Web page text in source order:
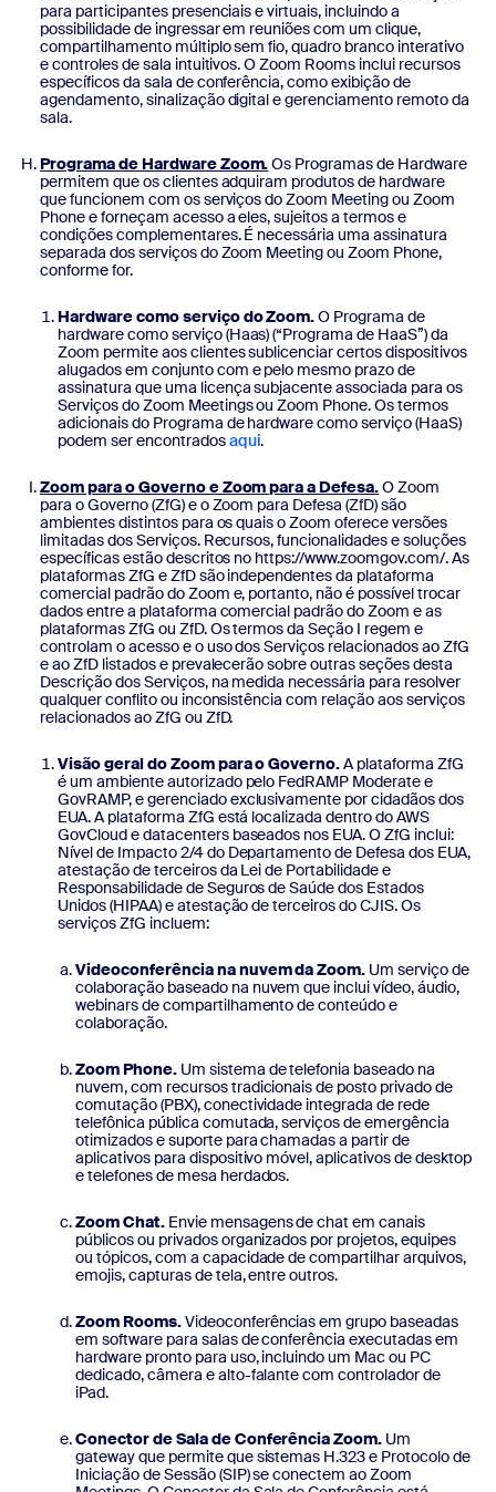
para participantes presenciais e virtuais, incluindo a
possibilidade de ingressar em reuniões com um clique,
compartilhamento múltiplo sem fio, quadro branco interativo
e controles de sala intuitivos. O Zoom Rooms inclui recursos
específicos da sala de conferência, como exibição de
agendamento, sinalização digital e gerenciamento remoto da
sala.
Programa de Hardware Zoom.Os Programas de Hardware
permitem que os clientes adquiram produtos de hardware
que funcionem com os serviços do Zoom Meeting ou Zoom
Phone e forneçam acesso a eles, sujeitos a termos e
condições complementares. É necessária uma assinatura
separada dos serviços do Zoom Meeting ou Zoom Phone,
conforme for.
Hardware como serviço do Zoom.O Programa de
hardware como serviço (Haas) (“Programa de HaaS”) da
Zoom permite aos clientes sublicenciar certos dispositivos
alugados em conjunto com e pelo mesmo prazo de
assinatura que uma licença subjacente associada para os
Serviços do Zoom Meetings ou Zoom Phone. Os termos
adicionais do Programa de hardware como serviço (HaaS)
podem ser encontradosaqui.
Zoom para o Governo e Zoom para a Defesa.O Zoom
para o Governo (ZfG) e o Zoom para Defesa (ZfD) são
ambientes distintos para os quais o Zoom oferece versões
limitadas dos Serviços. Recursos, funcionalidades e soluções
específicas estão descritos no https://www.zoomgov.com/. As
plataformas ZfG e ZfD são independentes da plataforma
comercial padrão do Zoom e, portanto, não é possível trocar
dados entre a plataforma comercial padrão do Zoom e as
plataformas ZfG ou ZfD. Os termos da Seção I regem e
controlam o acesso e o uso dos Serviços relacionados ao ZfG
e ao ZfD listados e prevalecerão sobre outras seções desta
Descrição dos Serviços, na medida necessária para resolver
qualquer conflito ou inconsistência com relação aos serviços
relacionados ao ZfG ou ZfD.
Visão geral do Zoom para o Governo.A plataforma ZfG
é um ambiente autorizado pelo FedRAMP Moderate e
GovRAMP, e gerenciado exclusivamente por cidadãos dos
EUA. A plataforma ZfG está localizada dentro do AWS
GovCloud e datacenters baseados nos EUA. O ZfG inclui:
Nível de Impacto 2/4 do Departamento de Defesa dos EUA,
atestação de terceiros da Lei de Portabilidade e
Responsabilidade de Seguros de Saúde dos Estados
Unidos (HIPAA) e atestação de terceiros do CJIS. Os
serviços ZfG incluem:
Videoconferência na nuvem da Zoom. Um serviço de
colaboração baseado na nuvem que inclui vídeo, áudio,
webinars de compartilhamento de conteúdo e
colaboração.
Zoom Phone.Um sistema de telefonia baseado na
nuvem, com recursos tradicionais de posto privado de
comutação (PBX), conectividade integrada de rede
telefônica pública comutada, serviços de emergência
otimizados e suporte para chamadas a partir de
aplicativos para dispositivo móvel, aplicativos de desktop
e telefones de mesa herdados.
Zoom Chat.Envie mensagens de chat em canais
públicos ou privados organizados por projetos, equipes
ou tópicos, com a capacidade de compartilhar arquivos,
emojis, capturas de tela, entre outros.
Zoom Rooms.Videoconferências em grupo baseadas
em software para salas de conferência executadas em
hardware pronto para uso, incluindo um Mac ou PC
dedicado, câmera e alto-falante com controlador de
iPad.
Conector de Sala de Conferência Zoom. Um
gateway que permite que sistemas H.323 e Protocolo de
Iniciação de Sessão (SIP) se conectem ao Zoom